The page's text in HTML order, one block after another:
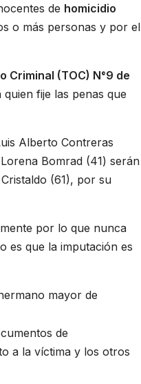
de homicidio
o más personas y por el
Criminal (TOC) N°9 de
fije las penas que
Alberto Contreras
Bomrad (41) serán
(61), por su
por lo que nunca
es que la imputación es
mayor de
de
a la víctima y los otros